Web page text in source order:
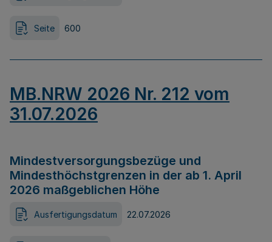
Seite 600
MB.NRW 2026 Nr. 212 vom
31.07.2026
Mindestversorgungsbezüge und
Mindesthöchstgrenzen in der ab 1. April
2026 maßgeblichen Höhe
Ausfertigungsdatum 22.07.2026